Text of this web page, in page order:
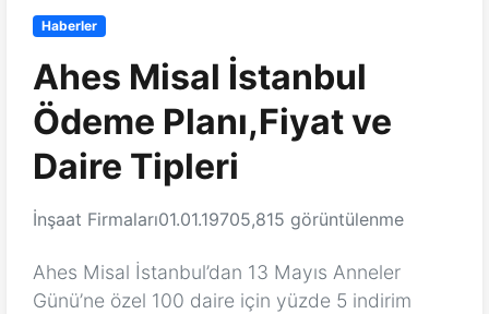
Haberler
Ahes Misal İstanbul
Ödeme Planı,Fiyat ve
Daire Tipleri
İnşaat Firmaları01.01.19705,815 görüntülenme
Ahes Misal İstanbul’dan 13 Mayıs Anneler
Günü’ne özel 100 daire için yüzde 5 indirim